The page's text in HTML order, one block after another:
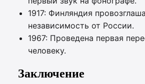
1917: Финляндия
независимость от России.
1967: Проведена первая
человеку.
Заключение